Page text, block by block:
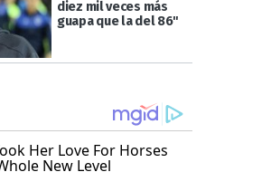
diez mil veces más
guapa que la del 86"